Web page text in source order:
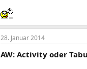
28. Januar 2014
AW: Activity oder